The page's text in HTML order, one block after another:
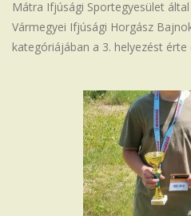
Iskola
Mátra Ifjúsági Sportegyesület
Vármegyei Ifjúsági Horgász
kategóriájában a 3. helyezést érte